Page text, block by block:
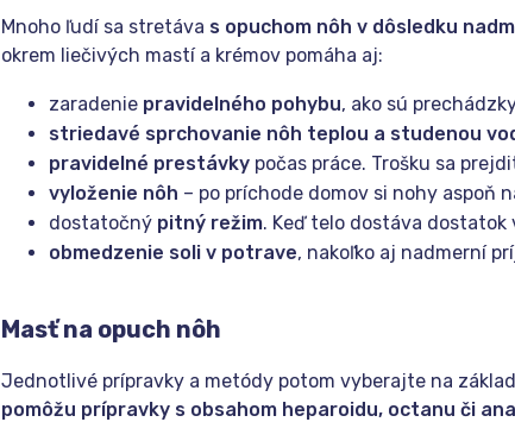
Mnoho ľudí sa stretáva s opuchom nôh v dôsledku
okrem liečivých mastí a krémov pomáha aj:
zaradenie pravidelného pohybu, ako sú
striedavé sprchovanie nôh teplou a studenou
pravidelné prestávky počas práce. Trošku sa
vyloženie nôh – po príchode domov si nohy aspoň
dostatočný pitný režim. Keď telo dostáva
obmedzenie soli v potrave, nakoľko aj nadmerní
Masť na opuch nôh
Jednotlivé prípravky a metódy potom vyberajte na
pomôžu prípravky s obsahom heparoidu, octanu či